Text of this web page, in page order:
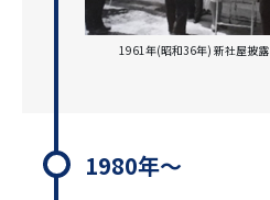
1961年(昭和36年) 新社屋披露
1980年～